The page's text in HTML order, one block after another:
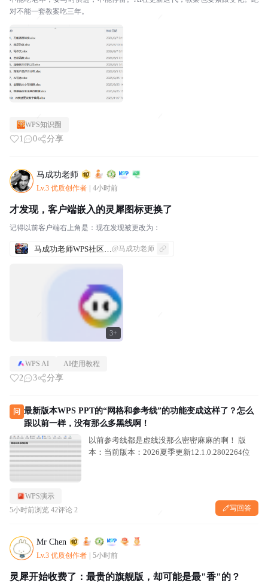
对不能一套教案吃三年。
WPS知识圈
1 0 分享
马成功老师
Lv.3 优质创作者 4小时前
3+
才发现，客户端嵌入的灵犀图标更换了
记得以前客户端右上角是：现在发现被更改为：
@马成功老师
WPS AI AI使用教程
2 3 分享
问 最新版本WPS PPT的“网格和参考线”的功能变成这样了？怎么
跟以前一样，没有那么多黑线啊！
以前参考线都是虚线没那么密密麻麻的啊！ 版
本：当前版本：2026夏季更新12.1.0.2802264位
WPS演示
5小时前浏览 42评论 2 写回答
Mr Chen
Lv.3 优质创作者 5小时前
灵犀开始收费了：最贵的旗舰版，却可能是最"香"的？